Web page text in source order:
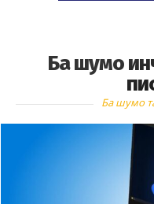
Ба шумо
Ба шумо